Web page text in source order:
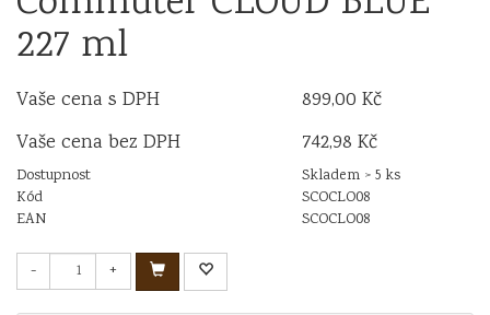
227 ml
Vaše cena s DPH
899,00 Kč
Vaše cena bez DPH
742,98 Kč
Dostupnost
Skladem > 5 ks
Kód
SCOCLO08
EAN
SCOCLO08
- +